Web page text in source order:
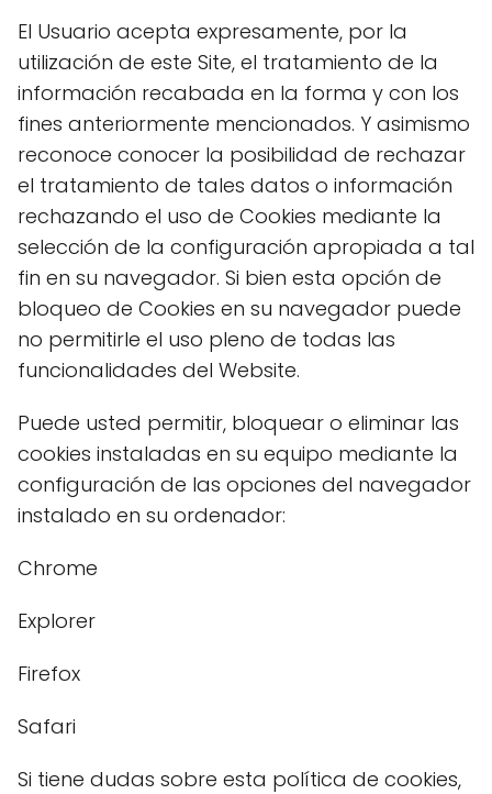
El Usuario acepta expresamente, por la
utilización de este Site, el tratamiento de la
información recabada en la forma y con los
fines anteriormente mencionados. Y asimismo
reconoce conocer la posibilidad de rechazar
el tratamiento de tales datos o información
rechazando el uso de Cookies mediante la
selección de la configuración apropiada a tal
fin en su navegador. Si bien esta opción de
bloqueo de Cookies en su navegador puede
no permitirle el uso pleno de todas las
funcionalidades del Website.
Puede usted permitir, bloquear o eliminar las
cookies instaladas en su equipo mediante la
configuración de las opciones del navegador
instalado en su ordenador:
Chrome
Explorer
Firefox
Safari
Si tiene dudas sobre esta política de cookies,